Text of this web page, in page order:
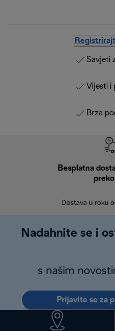
Savjeti
Vijesti i
Brza
Besplatna
Dostava u roku
Nadahnite se i
s našim
Prijavite se za